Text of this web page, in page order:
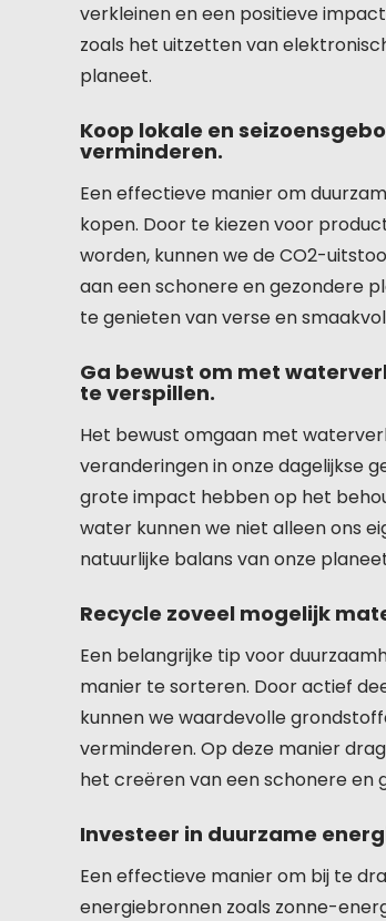
verkleinen en een positieve
zoals het uitzetten van
planeet.
Koop lokale en
verminderen.
Een effectieve manier om
kopen. Door te kiezen voor
worden, kunnen we de CO2-
aan een schonere en gezondere
te genieten van verse en
Ga bewust om met
te verspillen.
Het bewust omgaan met
veranderingen in onze dagelijkse
grote impact hebben op het
water kunnen we niet alleen ons
natuurlijke balans van onze
Recycle zoveel mogelijk
Een belangrijke tip voor
manier te sorteren. Door actief
kunnen we waardevolle
verminderen. Op deze manier
het creëren van een schonere en
Investeer in duurzame
Een effectieve manier om bij te
energiebronnen zoals zonne-